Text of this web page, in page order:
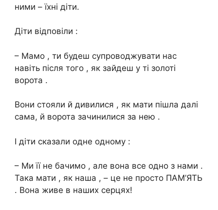
ними – їхні діти.
Діти відповіли :
– Мамо , ти будеш супроводжувати нас
навіть після того , як зайдеш у ті золоті
ворота .
Вони стояли й дивилися , як мати пішла далі
сама, й ворота зачинилися за нею .
І діти сказали одне одному :
– Ми її не бачимо , але вона все одно з нами .
Така мати , як наша , – це не просто ПАМ’ЯТЬ
. Вона живе в наших серцях!